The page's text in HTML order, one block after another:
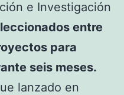
e Investigación
entre
para
seis meses.
lanzado en